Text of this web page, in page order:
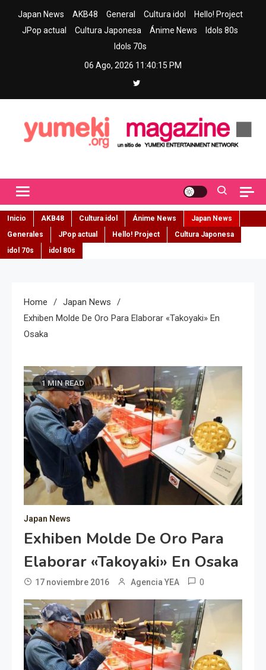
Japan News AKB48 General Cultura idol
Hello! Project
JPop actual
Cultura Japonesa Ánime News
Idols 80s
Idols 70s
06 Ago, 2026 11:40:16 PM
Inicio AKB48 Cultura idol Ánime News
Japan News
Generales
JPop actual Hello! Project
Cultura Japonesa
idol 70s
idol 80s
Home
Japan News
Exhiben Molde De Oro Para Elaborar «Takoyaki» En
Osaka
1 MIN READ
Japan News
Exhiben Molde De Oro Para
Elaborar «Takoyaki» En Osaka
17 noviembre 2016 Agencia YEA 0